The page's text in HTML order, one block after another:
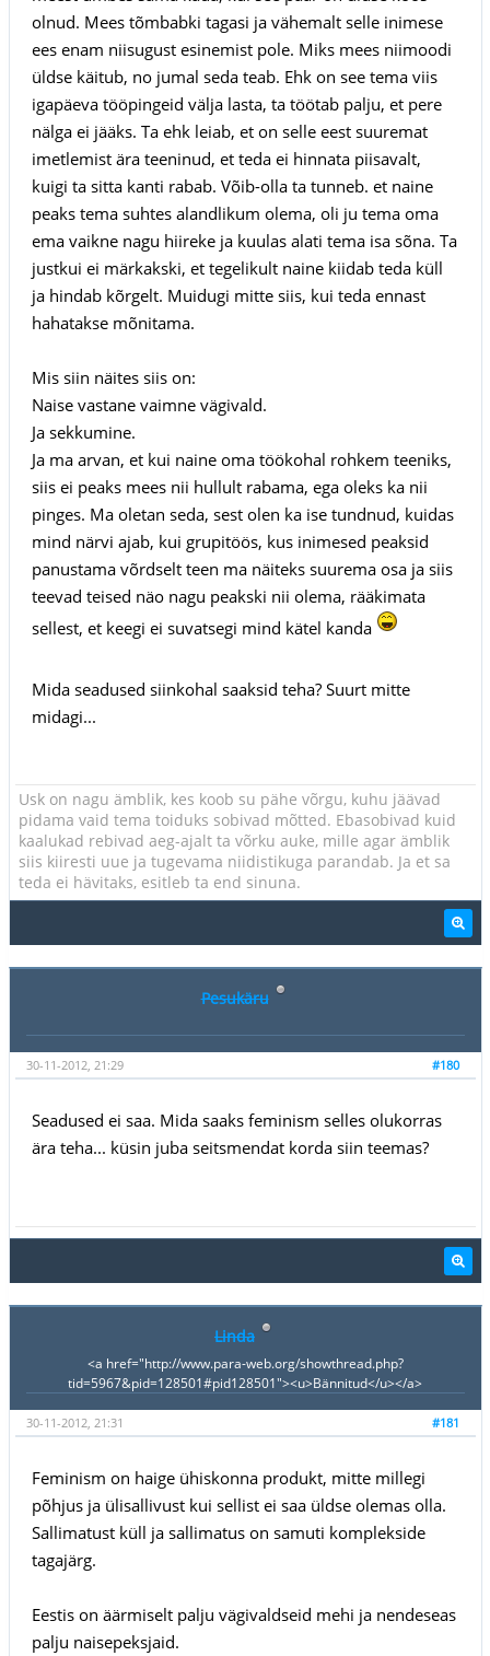
olnud. Mees tõmbabki tagasi ja vähemalt selle inimese
ees enam niisugust esinemist pole. Miks mees niimoodi
üldse käitub, no jumal seda teab. Ehk on see tema viis
igapäeva tööpingeid välja lasta, ta töötab palju, et pere
nälga ei jääks. Ta ehk leiab, et on selle eest suuremat
imetlemist ära teeninud, et teda ei hinnata piisavalt,
kuigi ta sitta kanti rabab. Võib-olla ta tunneb. et naine
peaks tema suhtes alandlikum olema, oli ju tema oma
ema vaikne nagu hiireke ja kuulas alati tema isa sõna. Ta
justkui ei märkakski, et tegelikult naine kiidab teda küll
ja hindab kõrgelt. Muidugi mitte siis, kui teda ennast
hahatakse mõnitama.
Mis siin näites siis on:
Naise vastane vaimne vägivald.
Ja sekkumine.
Ja ma arvan, et kui naine oma töökohal rohkem teeniks,
siis ei peaks mees nii hullult rabama, ega oleks ka nii
pinges. Ma oletan seda, sest olen ka ise tundnud, kuidas
mind närvi ajab, kui grupitöös, kus inimesed peaksid
panustama võrdselt teen ma näiteks suurema osa ja siis
teevad teised näo nagu peakski nii olema, rääkimata
sellest, et keegi ei suvatsegi mind kätel kanda
Mida seadused siinkohal saaksid teha? Suurt mitte
midagi...
Usk on nagu ämblik, kes koob su pähe võrgu, kuhu jäävad
pidama vaid tema toiduks sobivad mõtted. Ebasobivad kuid
kaalukad rebivad aeg-ajalt ta võrku auke, mille agar ämblik
siis kiiresti uue ja tugevama niidistikuga parandab. Ja et sa
teda ei hävitaks, esitleb ta end sinuna.
Pesukäru
#180
30-11-2012, 21:29
Seadused ei saa. Mida saaks feminism selles olukorras
ära teha... küsin juba seitsmendat korda siin teemas?
Linda
<a href="http://www.para-web.org/showthread.php?
tid=5967&pid=128501#pid128501"><u>Bännitud</u></a>
#181
30-11-2012, 21:31
Feminism on haige ühiskonna produkt, mitte millegi
põhjus ja ülisallivust kui sellist ei saa üldse olemas olla.
Sallimatust küll ja sallimatus on samuti komplekside
tagajärg.
Eestis on äärmiselt palju vägivaldseid mehi ja nendeseas
palju naisepeksjaid.